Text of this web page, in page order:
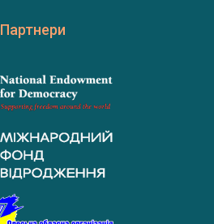
Партнери